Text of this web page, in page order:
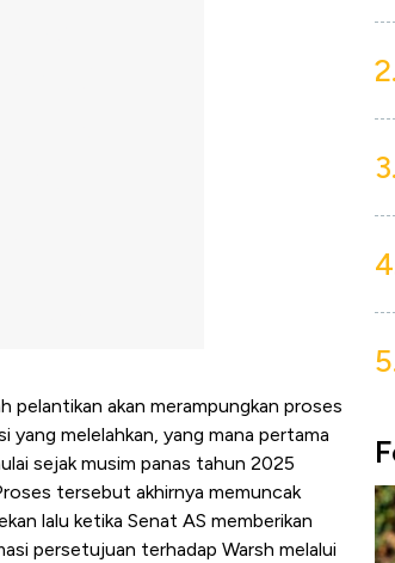
pelantikan akan merampungkan proses
yang melelahkan, yang mana pertama
sejak musim panas tahun 2025
tersebut akhirnya memuncak
lalu ketika Senat AS memberikan
persetujuan terhadap Warsh melalui
2.
3.